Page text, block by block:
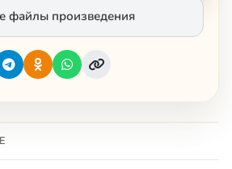
файлы произведения